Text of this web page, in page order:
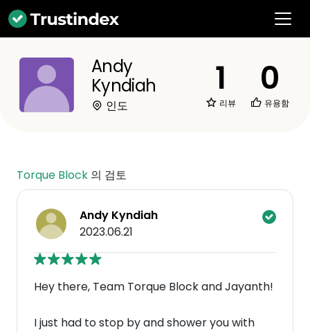
Andy
Kyndiah
인도
1
리뷰
0
유용함
Torque Block 의 검토
Andy Kyndiah
2023.06.21
Hey there, Team Torque Block and Jayanth!
I just had to stop by and shower you with